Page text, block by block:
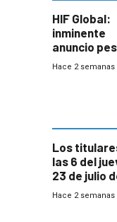
HIF Global:
inminente
anuncio
declaración
gobierno
Hace 2 semanas
Los
las 6 del
23 de julio
2026
Hace 2 semanas